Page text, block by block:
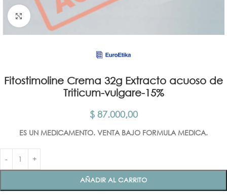
Click para agrandar
Fitostimoline Crema 32g Extracto acuoso de
Triticum-vulgare-15%
$87.000,00
ES UN MEDICAMENTO. VENTA BAJO FORMULA MEDICA.
AÑADIR AL CARRITO